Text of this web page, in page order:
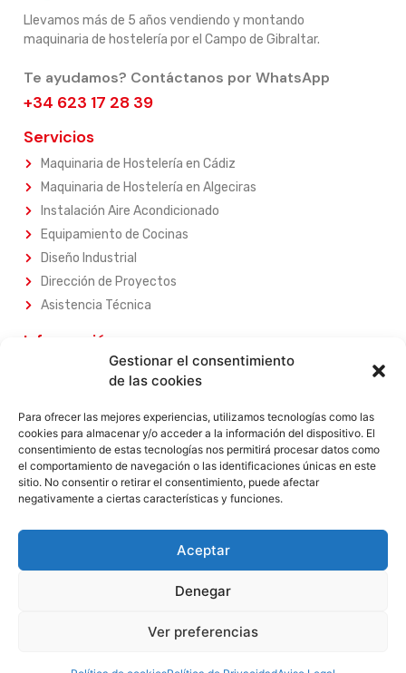
Gestionar el consentimiento
de las cookies
Para ofrecer las mejores experiencias, utilizamos tecnologías como las
cookies para almacenar y/o acceder a la información del dispositivo. El
consentimiento de estas tecnologías nos permitirá procesar datos como
el comportamiento de navegación o las identificaciones únicas en este
sitio. No consentir o retirar el consentimiento, puede afectar
negativamente a ciertas características y funciones.
Aceptar
Denegar
Ver preferencias
Llevamos más de 5 años vendiendo y montando
maquinaria de hostelería por el Campo de Gibraltar.
Te ayudamos? Contáctanos por WhatsApp
+34 623 17 28 39
Servicios
Maquinaria de Hostelería en Cádiz
Maquinaria de Hostelería en Algeciras
Instalación Aire Acondicionado
Equipamiento de Cocinas
Diseño Industrial
Dirección de Proyectos
Asistencia Técnica
Información
Sobre Nosotros
Nuestros Servicios
Nuestros Productos
Contacta con Nosotros
Legal
Aviso Legal
Términos y Condiciones